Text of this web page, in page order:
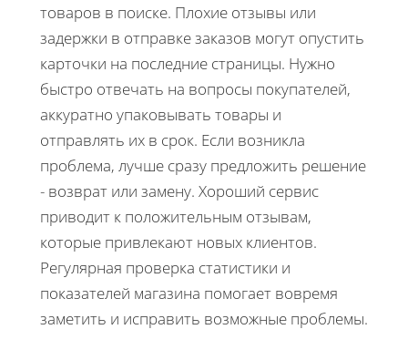
товаров в поиске. Плохие отзывы или
задержки в отправке заказов могут опустить
карточки на последние страницы. Нужно
быстро отвечать на вопросы покупателей,
аккуратно упаковывать товары и
отправлять их в срок. Если возникла
проблема, лучше сразу предложить решение
- возврат или замену. Хороший сервис
приводит к положительным отзывам,
которые привлекают новых клиентов.
Регулярная проверка статистики и
показателей магазина помогает вовремя
заметить и исправить возможные проблемы.